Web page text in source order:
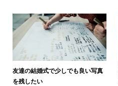
友達の結婚式で少しでも良い写真
を残したい